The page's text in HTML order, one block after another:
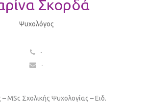
Σκορδά
Ψυχολόγος
-
-
MSc Σχολικής Ψυχολογίας – Ειδ.